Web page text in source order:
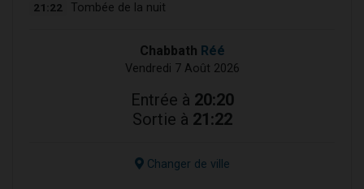
21:22 Tombée de la nuit
Chabbath Réé
Vendredi 7 Août 2026
Entrée à 20:20
Sortie à 21:22
Changer de ville